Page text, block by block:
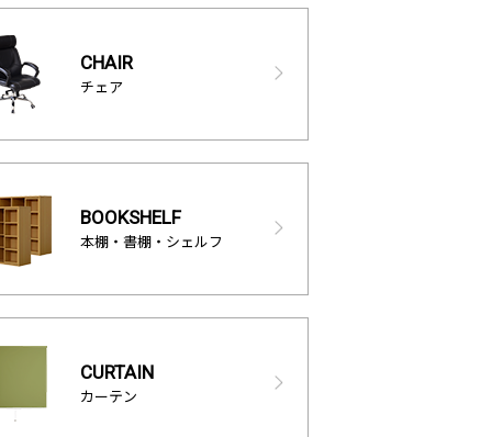
CHAIR
チェア
BOOKSHELF
本棚・書棚・シェルフ
CURTAIN
カーテン